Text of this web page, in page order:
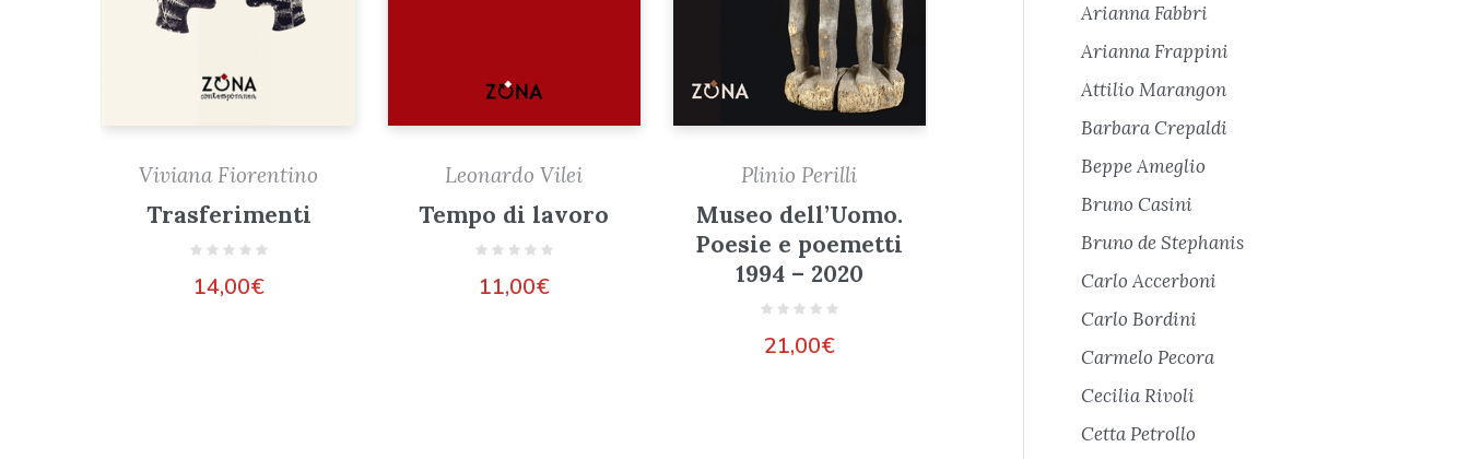
Viviana Fiorentino
Trasferimenti
14,00€
Leonardo Vilei
Tempo di lavoro
11,00€
Plinio Perilli
Museo dell’Uomo.
Poesie e poemetti
1994 – 2020
21,00€
Arianna Fabbri
Arianna Frappini
Attilio Marangon
Barbara Crepaldi
Beppe Ameglio
Bruno Casini
Bruno de Stephanis
Carlo Accerboni
Carlo Bordini
Carmelo Pecora
Cecilia Rivoli
Cetta Petrollo